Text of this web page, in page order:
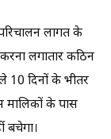
लागत के
लगातार कठिन
10 दिनों के भीतर
मालिकों के पास
बचेगा।